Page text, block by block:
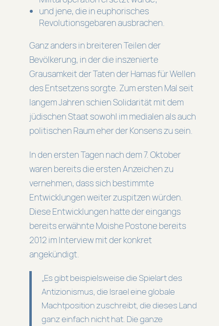
und jene, die in euphorisches
Revolutionsgebaren ausbrachen.
Ganz anders in breiteren Teilen der
Bevölkerung, in der die inszenierte
Grausamkeit der Taten der Hamas für Wellen
des Entsetzens sorgte. Zum ersten Mal seit
langem Jahren schien Solidarität mit dem
jüdischen Staat sowohl im medialen als auch
politischen Raum eher der Konsens zu sein.
In den ersten Tagen nach dem 7. Oktober
waren bereits die ersten Anzeichen zu
vernehmen, dass sich bestimmte
Entwicklungen weiter zuspitzen würden.
Diese Entwicklungen hatte der eingangs
bereits erwähnte Moishe Postone bereits
2012 im Interview mit der konkret
angekündigt.
„Es gibt beispielsweise die Spielart des
Antizionismus, die Israel eine globale
Machtposition zuschreibt, die dieses Land
ganz einfach nicht hat. Die ganze